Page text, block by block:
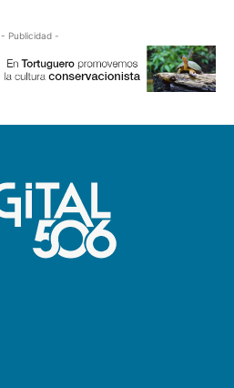
- Publicidad -